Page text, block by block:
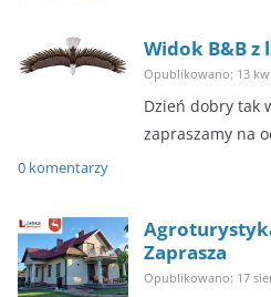
Widok B&B z
Opublikowano: 13
Dzień dobry tak
zapraszamy na
0 komentarzy
Zaprasza
Opublikowano: 17